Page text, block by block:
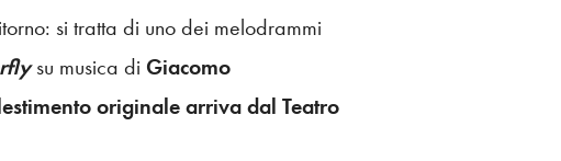
si tratta di uno dei melodrammi
su musica di Giacomo
originale arriva dal Teatro